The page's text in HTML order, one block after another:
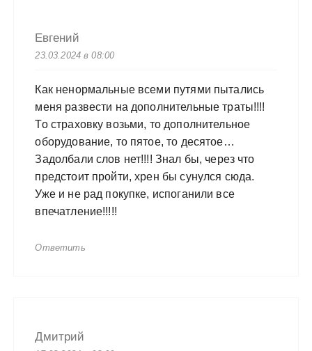
Евгений
23.03.2024 в 08:00
Как ненормальные всеми путями пытались
меня развести на дополнительные траты!!!!
То страховку возьми, то дополнительное
оборудование, то пятое, то десятое…
Задолбали слов нет!!!! Знал бы, через что
предстоит пройти, хрен бы сунулся сюда.
Уже и не рад покупке, испоганили все
впечатление!!!!!
Ответить
Дмитрий